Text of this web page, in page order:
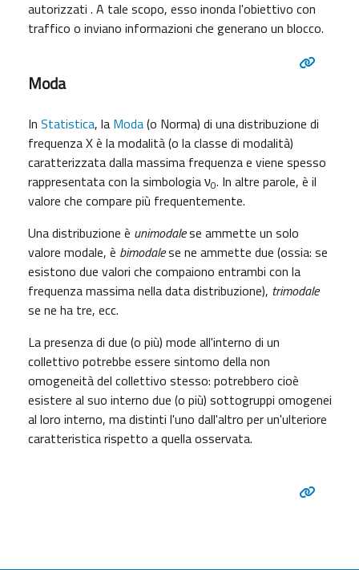
autorizzati . A tale scopo, esso inonda l'obiettivo con
traffico o inviano informazioni che generano un blocco.
Moda
In Statistica, la Moda(o Norma) di una distribuzione di
frequenza X è la modalità (o la classe di modalità)
caratterizzata dalla massima frequenza e viene spesso
rappresentata con la simbologia ν0. In altre parole, è il
valore che compare più frequentemente.
Una distribuzione è unimodalese ammette un solo
valore modale, è bimodalese ne ammette due (ossia: se
esistono due valori che compaiono entrambi con la
frequenza massima nella data distribuzione), trimodale
se ne ha tre, ecc.
La presenza di due (o più) mode all'interno di un
collettivo potrebbe essere sintomo della non
omogeneità del collettivo stesso: potrebbero cioè
esistere al suo interno due (o più) sottogruppi omogenei
al loro interno, ma distinti l'uno dall'altro per un'ulteriore
caratteristica rispetto a quella osservata.